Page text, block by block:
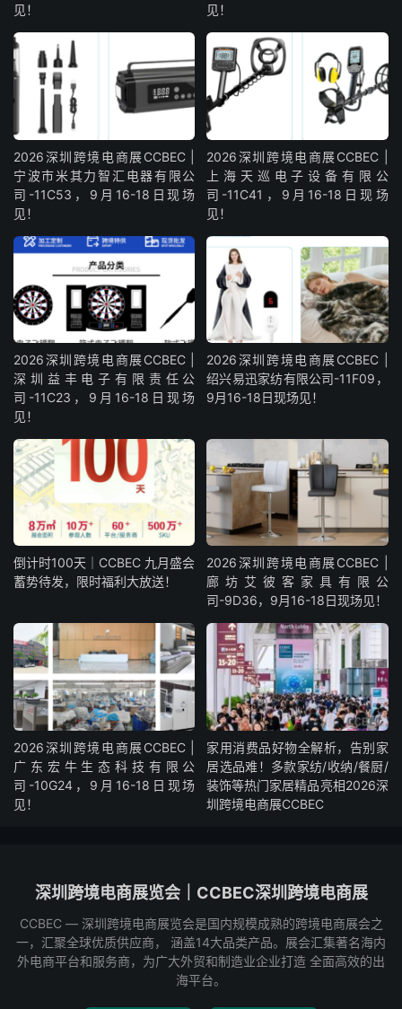
见！
见！
2026深圳跨境电商展CCBEC |
宁波市米其力智汇电器有限公
司-11C53，9月16-18日现场
见！
2026深圳跨境电商展CCBEC |
上海天巡电子设备有限公
司-11C41，9月16-18日现场
见！
2026深圳跨境电商展CCBEC |
深圳益丰电子有限责任公
司-11C23，9月16-18日现场
见！
2026深圳跨境电商展CCBEC |
绍兴易迅家纺有限公司-11F09，
9月16-18日现场见！
倒计时100天｜CCBEC 九月盛会
蓄势待发，限时福利大放送！
2026深圳跨境电商展CCBEC |
廊坊艾彼客家具有限公
司-9D36，9月16-18日现场见！
2026深圳跨境电商展CCBEC |
广东宏牛生态科技有限公
司-10G24，9月16-18日现场
见！
家用消费品好物全解析，告别家
居选品难！多款家纺/收纳/餐厨/
装饰等热门家居精品亮相2026深
圳跨境电商展CCBEC
深圳跨境电商展览会｜CCBEC深圳跨境电商展
CCBEC ― 深圳跨境电商展览会是国内规模成熟的跨境电商展会之
一，汇聚全球优质供应商， 涵盖14大品类产品。展会汇集著名海内
外电商平台和服务商，为广大外贸和制造业企业打造 全面高效的出
海平台。